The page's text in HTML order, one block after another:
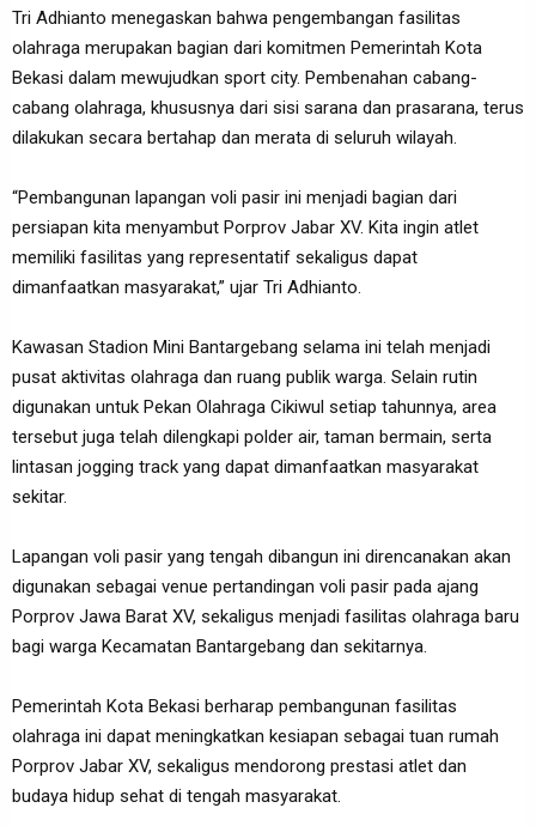
Tri Adhianto menegaskan bahwa pengembangan fasilitas
olahraga merupakan bagian dari komitmen Pemerintah Kota
Bekasi dalam mewujudkan sport city. Pembenahan cabang-
cabang olahraga, khususnya dari sisi sarana dan prasarana, terus
dilakukan secara bertahap dan merata di seluruh wilayah.
“Pembangunan lapangan voli pasir ini menjadi bagian dari
persiapan kita menyambut Porprov Jabar XV. Kita ingin atlet
memiliki fasilitas yang representatif sekaligus dapat
dimanfaatkan masyarakat,” ujar Tri Adhianto.
Kawasan Stadion Mini Bantargebang selama ini telah menjadi
pusat aktivitas olahraga dan ruang publik warga. Selain rutin
digunakan untuk Pekan Olahraga Cikiwul setiap tahunnya, area
tersebut juga telah dilengkapi polder air, taman bermain, serta
lintasan jogging track yang dapat dimanfaatkan masyarakat
sekitar.
Lapangan voli pasir yang tengah dibangun ini direncanakan akan
digunakan sebagai venue pertandingan voli pasir pada ajang
Porprov Jawa Barat XV, sekaligus menjadi fasilitas olahraga baru
bagi warga Kecamatan Bantargebang dan sekitarnya.
Pemerintah Kota Bekasi berharap pembangunan fasilitas
olahraga ini dapat meningkatkan kesiapan sebagai tuan rumah
Porprov Jabar XV, sekaligus mendorong prestasi atlet dan
budaya hidup sehat di tengah masyarakat.